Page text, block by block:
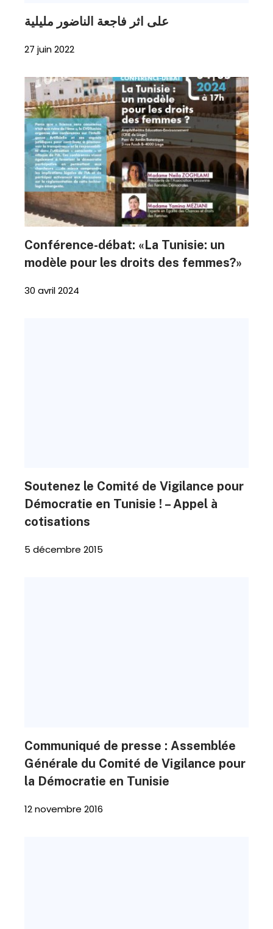
على اثر فاجعة الناضور مليلية
27 juin 2022
Conférence-débat: «La Tunisie: un
modèle pour les droits des femmes?»
30 avril 2024
Soutenez le Comité de Vigilance pour
Démocratie en Tunisie ! – Appel à
cotisations
5 décembre 2015
Communiqué de presse : Assemblée
Générale du Comité de Vigilance pour
la Démocratie en Tunisie
12 novembre 2016